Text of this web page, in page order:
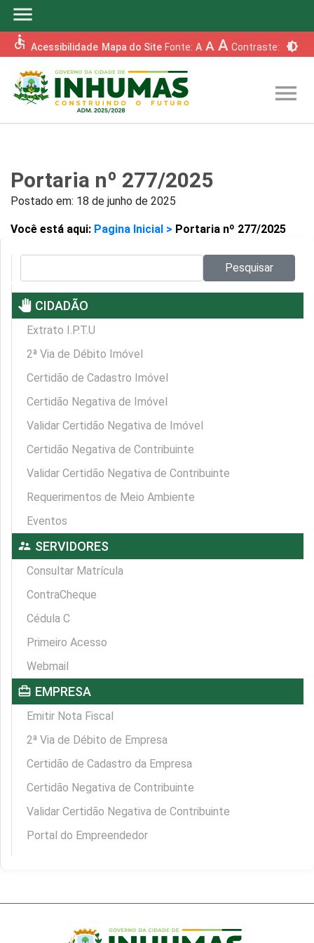
menu
accessible Acessibilidade Mapa do Site Fonte: A A A Contraste: brightness_6
menu
Portaria nº 277/2025
Postado em: 18 de junho de 2025
Você está aqui: Pagina Inicial > Portaria nº 277/2025
Pesquisar
pan_tool CIDADÃO
Extrato I.P.T.U
2ª Via de Débito Imóvel
Certidão de Cadastro Imóvel
Certidão Negativa de Imóvel
Validar Certidão Negativa de Imóvel
Certidão Negativa de Contribuinte
Validar Certidão Negativa de Contribuinte
Requerimentos de Meio Ambiente
Eventos
supervisor_account SERVIDORES
Consultar Matrícula
ContraCheque
Cédula C
Primeiro Acesso
Webmail
card_travel EMPRESA
Emitir Nota Fiscal
2ª Via de Débito de Empresa
Certidão de Cadastro da Empresa
Certidão Negativa de Contribuinte
Validar Certidão Negativa de Contribuinte
Portal do Empreendedor